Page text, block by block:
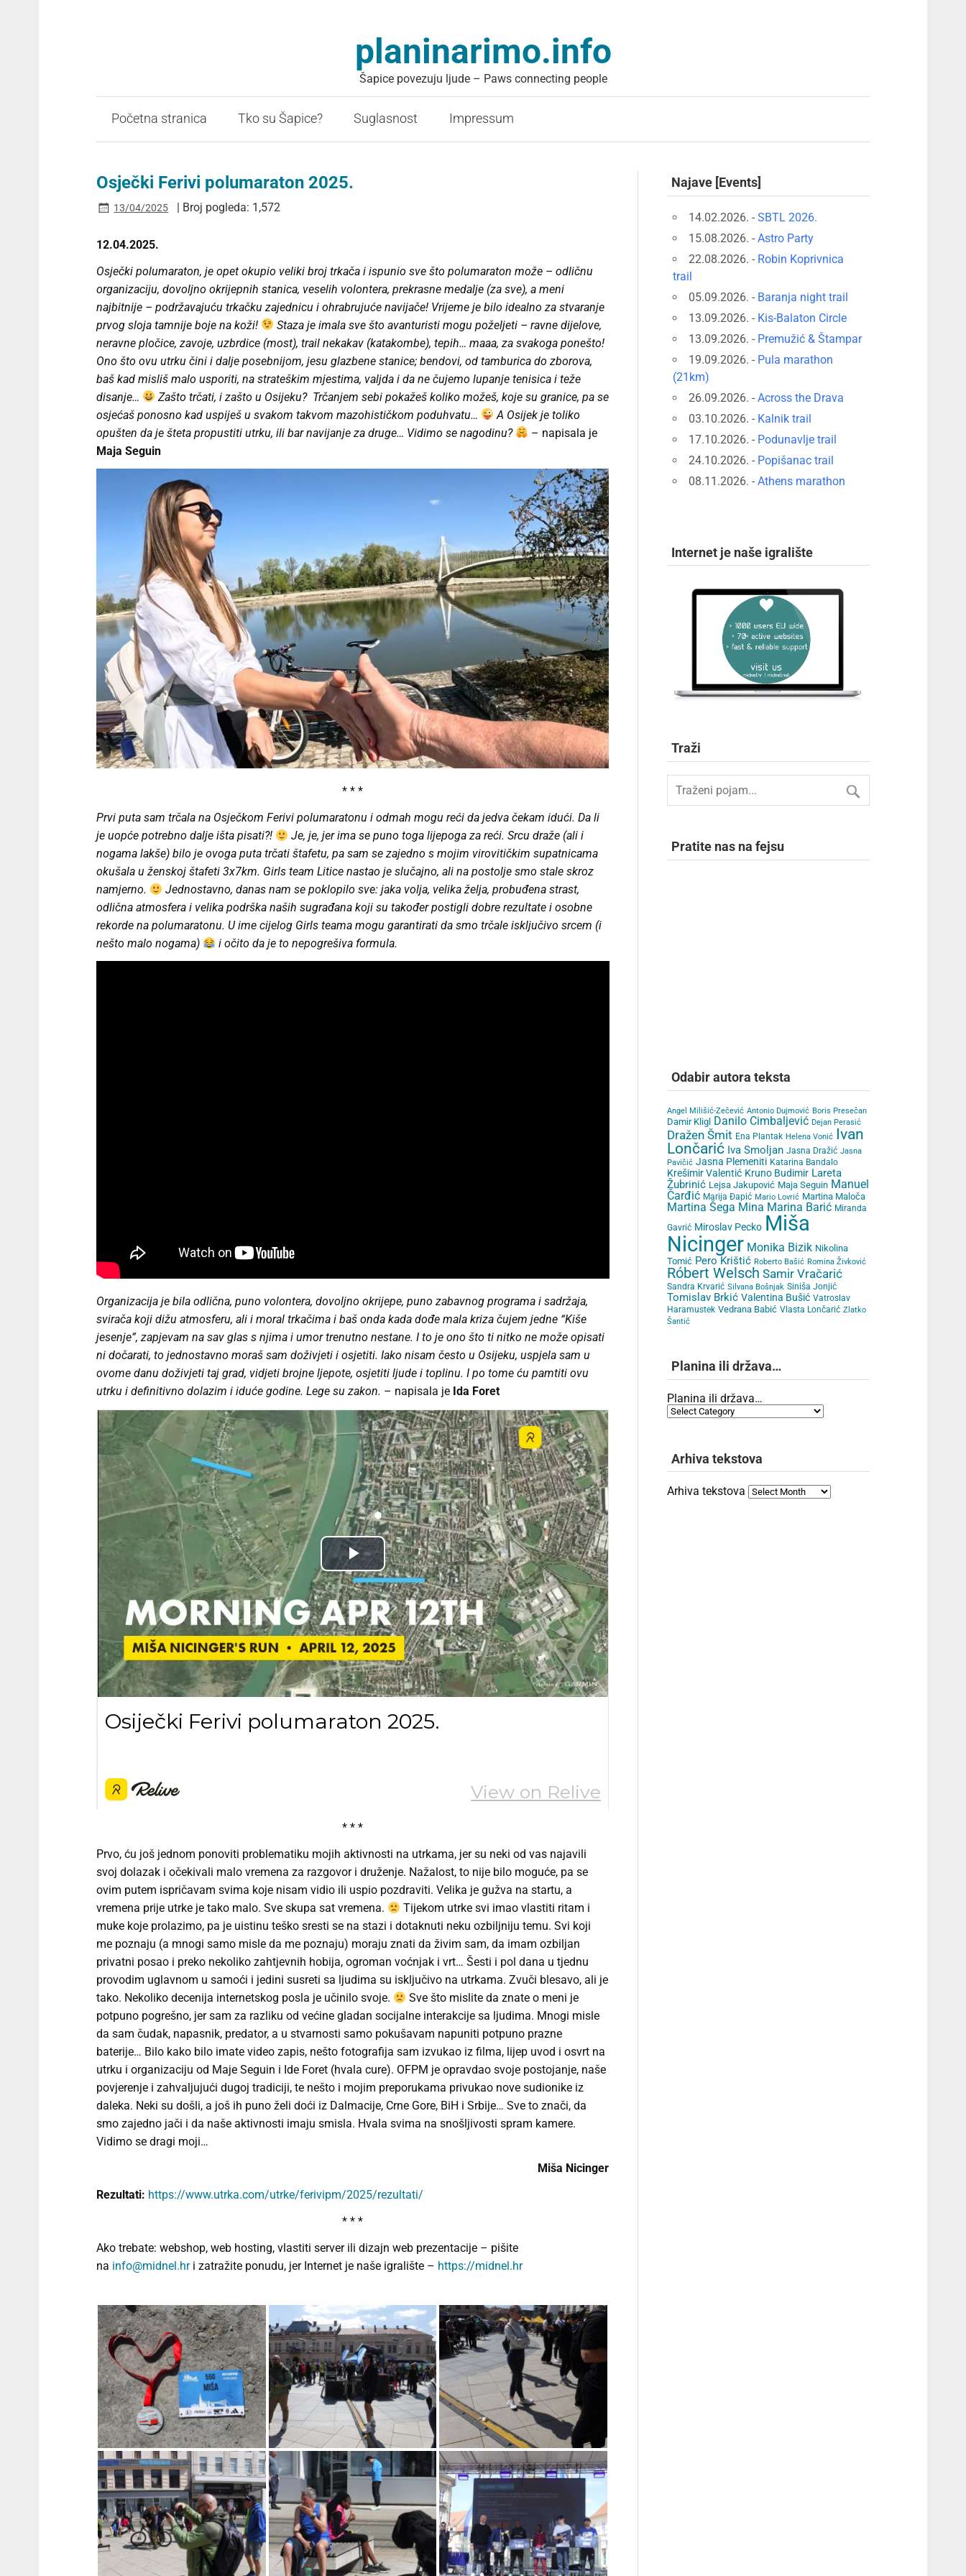
planinarimo.info
Šapice povezuju ljude – Paws connecting people
Početna stranica Tko su Šapice? Suglasnost Impressum
Osječki Ferivi polumaraton 2025.
13/04/2025 | Broj pogleda: 1,572
12.04.2025.
Osječki polumaraton, je opet okupio veliki broj trkača i ispunio sve što polumaraton može – odličnu
organizaciju, dovoljno okrijepnih stanica, veselih volontera, prekrasne medalje (za sve), a meni
najbitnije – podržavajuću trkačku zajednicu i ohrabrujuće navijače! Vrijeme je bilo idealno za stvaranje
prvog sloja tamnije boje na koži!
Staza je imala sve što avanturisti mogu poželjeti – ravne dijelove,
neravne pločice, zavoje, uzbrdice (most), trail nekakav (katakombe), tepih… maaa, za svakoga ponešto!
Ono što ovu utrku čini i dalje posebnijom, jesu glazbene stanice; bendovi, od tamburica do zborova,
baš kad misliš malo usporiti, na strateškim mjestima, valjda i da ne čujemo lupanje tenisica i teže
disanje…
Zašto trčati, i zašto u Osijeku? Trčanjem sebi pokažeš koliko možeš, koje su granice, pa se
osjećaš ponosno kad uspiješ u svakom takvom mazohističkom poduhvatu…
A Osijek je toliko
opušten da je šteta propustiti utrku, ili bar navijanje za druge… Vidimo se nagodinu?
– napisala je
Maja Seguin
* * *
Prvi puta sam trčala na Osječkom Ferivi polumaratonu i odmah mogu reći da jedva čekam idući. Da li
je uopće potrebno dalje išta pisati?!
Je, je, jer ima se puno toga lijepoga za reći. Srcu draže (ali i
nogama lakše) bilo je ovoga puta trčati štafetu, pa sam se zajedno s mojim virovitičkim supatnicama
okušala u ženskoj štafeti 3x7km. Girls team Litice nastao je slučajno, ali na postolje smo stale skroz
namjerno.
Jednostavno, danas nam se poklopilo sve: jaka volja, velika želja, probuđena strast,
odlična atmosfera i velika podrška naših sugrađana koji su također postigli dobre rezultate i osobne
rekorde na polumaratonu. U ime cijelog Girls teama mogu garantirati da smo trčale isključivo srcem (i
nešto malo nogama)
i očito da je to nepogrešiva formula.
Organizacija je bila odlična, puno volontera, dovoljno okrijepe, puno zabavnog programa i sadržaja,
svirača koji dižu atmosferu, ali i moral trkačima i baš onda kada dođe mala kriza čujem jedne “Kiše
jesenje”, zapjevam na sav glas s njima i umor trenutno nestane. I to je ono što ti nitko ne može opisati
ni dočarati, to jednostavno moraš sam doživjeti i osjetiti. Iako nisam često u Osijeku, uspjela sam u
ovome danu doživjeti taj grad, vidjeti brojne ljepote, osjetiti ljude i toplinu. I po tome ću pamtiti ovu
utrku i definitivno dolazim i iduće godine. Lege su zakon. – napisala je Ida Foret
* * *
Prvo, ću još jednom ponoviti problematiku mojih aktivnosti na utrkama, jer su neki od vas najavili
svoj dolazak i očekivali malo vremena za razgovor i druženje. Nažalost, to nije bilo moguće, pa se
ovim putem ispričavam svima koje nisam vidio ili uspio pozdraviti. Velika je gužva na startu, a
vremena prije utrke je tako malo. Sve skupa sat vremena.
Tijekom utrke svi imao vlastiti ritam i
muke koje prolazimo, pa je uistinu teško sresti se na stazi i dotaknuti neku ozbiljniju temu. Svi koji
me poznaju (a mnogi samo misle da me poznaju) moraju znati da živim sam, da imam ozbiljan
privatni posao i preko nekoliko zahtjevnih hobija, ogroman voćnjak i vrt… Šesti i pol dana u tjednu
provodim uglavnom u samoći i jedini susreti sa ljudima su isključivo na utrkama. Zvuči blesavo, ali je
tako. Nekoliko decenija internetskog posla je učinilo svoje.
Sve što mislite da znate o meni je
potpuno pogrešno, jer sam za razliku od većine gladan socijalne interakcije sa ljudima. Mnogi misle
da sam čudak, napasnik, predator, a u stvarnosti samo pokušavam napuniti potpuno prazne
baterije… Bilo kako bilo imate video zapis, nešto fotografija sam izvukao iz filma, lijep uvod i osvrt na
utrku i organizaciju od Maje Seguin i Ide Foret (hvala cure). OFPM je opravdao svoje postojanje, naše
povjerenje i zahvaljujući dugoj tradiciji, te nešto i mojim preporukama privukao nove sudionike iz
daleka. Neki su došli, a još ih puno želi doći iz Dalmacije, Crne Gore, BiH i Srbije… Sve to znači, da
smo zajedno jači i da naše aktivnosti imaju smisla. Hvala svima na snošljivosti spram kamere.
Vidimo se dragi moji…
Miša Nicinger
Rezultati: https://www.utrka.com/utrke/ferivipm/2025/rezultati/
* * *
Ako trebate: webshop, web hosting, vlastiti server ili dizajn web prezentacije – pišite
na info@midnel.hri zatražite ponudu, jer Internet je naše igralište – https://midnel.hr
Najave [Events]
14.02.2026. -SBTL 2026.
15.08.2026. -Astro Party
22.08.2026. - Robin Koprivnica
trail
05.09.2026. - Baranja night trail
13.09.2026. - Kis-Balaton Circle
13.09.2026. - Premužić & Štampar
19.09.2026. - Pula marathon
(21km)
26.09.2026. -Across the Drava
03.10.2026. - Kalnik trail
17.10.2026. - Podunavlje trail
24.10.2026. - Popišanac trail
08.11.2026. -Athens marathon
Internet je naše igralište
Traži
Pratite nas na fejsu
Odabir autora teksta
Angel Milišić-Zečević Antonio Dujmović Boris Presečan
Damir Kligl Danilo Cimbaljević Dejan Perasić
Dražen Šmit Ena Plantak Helena Vonić Ivan
Lončarić Iva Smoljan Jasna Dražić Jasna
Pavičić Jasna Plemeniti Katarina Bandalo
Krešimir Valentić Kruno Budimir Lareta
Žubrinić Lejsa Jakupović Maja Seguin Manuel
Čarđić Marija Đapić Mario Lovrić Martina Maloča
Martina Šega Mina Marina Barić Miranda
Gavrić Miroslav Pecko Miša
Nicinger Monika Bizik Nikolina
Tomić Pero Krištić Roberto Bašić Romina Živković
Róbert Welsch Samir Vračarić
Sandra Krvarić Silvana Bošnjak Siniša Jonjić
Tomislav Brkić Valentina Bušić Vatroslav
Haramustek Vedrana Babić Vlasta Lončarić Zlatko
Šantić
Planina ili država…
Planina ili država…
Arhiva tekstova
Arhiva tekstova